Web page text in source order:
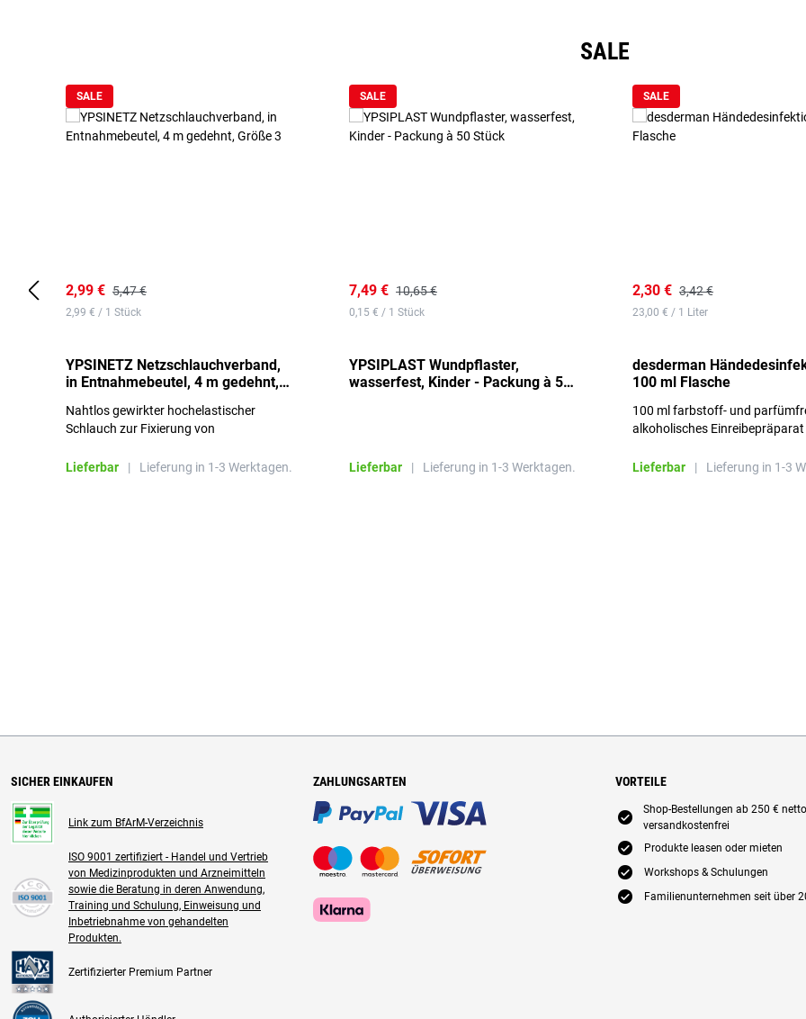
SALE
SALE
2,99 € 5,47 €
2,99 € / 1 Stück
YPSINETZ Netzschlauchverband,
in Entnahmebeutel, 4 m gedehnt,
Nahtlos gewirkter hochelastischer
Schlauch zur Fixierung von
Lieferbar
| Lieferung in 1-3 Werktagen.
SALE
7,49 € 10,65 €
0,15 € / 1 Stück
YPSIPLAST Wundpflaster,
wasserfest, Kinder - Packung à 50
Lieferbar | Lieferung in 1-3 Werktagen.
SALE
2,30 € 3,42 €
23,00 € / 1 Liter
desderman
100 ml Flasche
100 ml farbstoff- und
alkoholisches Einreibepräparat
Lieferbar | Lieferung in 1-3
SICHER EINKAUFEN
Link zum BfArM-Verzeichnis
ISO 9001 zertifiziert - Handel und Vertrieb
von Medizinprodukten und Arzneimitteln
sowie die Beratung in deren Anwendung,
Training und Schulung, Einweisung und
Inbetriebnahme von gehandelten
Produkten.
Zertifizierter Premium Partner
ZAHLUNGSARTEN VORTEILE
E
Shop-Bestellungen ab 250 € netto
versandkostenfrei
E Produkte leasen oder mieten
E Workshops & Schulungen
E Familienunternehmen seit über